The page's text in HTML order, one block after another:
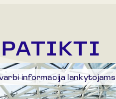
informacija lankytojams